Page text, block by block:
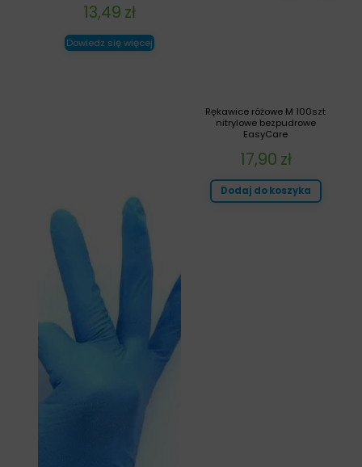
Rękawice różowe M 100szt
nitrylowe bezpudrowe
EasyCare
17,90 zł
Dodaj do koszyka
13,49 zł
Dowiedz się więcej